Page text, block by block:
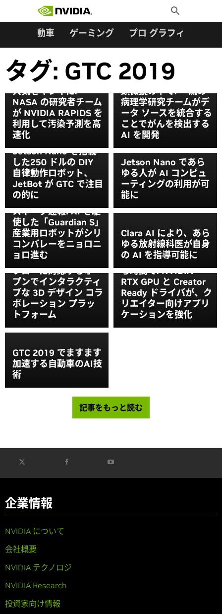
Toggle
Search
自動車 ゲーミング プロ グラフィックス
タグ: GTC 2019
大気をキレイに:
NASA の研究者チーム
が NVIDIA RAPIDS を
利用して汚染予測を高
速化
顕微鏡の下で: 一流の
病理学研究チームがデ
ータ ソースを統合する
ことでがんを検出する
AI を開発
Jetson Nano を搭載
した250 ドルの DIY
自律動作ロボット、
JetBot が GTC で注目
の的に
Jetson Nano であら
ゆる人が AI コンピュ
ーティングの利用が可
能に
スネーク速報! AI を駆
使した「Guardian S」
産業用ロボットがシリ
コンバレーをニョロニ
ョロ進む
Clara AI により、あら
ゆる放射線科医が自身
の AI を指導可能に
NVIDIA、
「Omniverse」を発表
— 複数ツールのワーク
フローに対応するオー
プンでインタラクティ
ブな 3D デザイン コラ
ボレーション プラッ
トフォーム
よりクリエイティブな
作業を、より少ない待
ち時間で: NVIDIA
RTX GPU と Creator
Ready ドライバが、ク
リエイター向けアプリ
ケーションを強化
GTC 2019 でますます
加速する自動車のAI技
術
記事をもっと読む
企業情報
NVIDIA について
会社概要
NVIDIA テクノロジ
NVIDIA Research
投資家向け情報